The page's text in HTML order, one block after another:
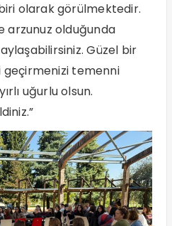
olarak görülmektedir.
arzunuz olduğunda
Güzel bir
temenni
uğurlu olsun.